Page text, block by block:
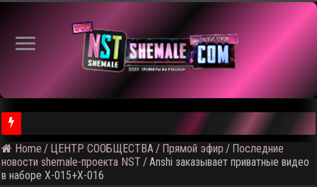
⚠️ Результаты голосования и тема следующего откртытого
Home / ЦЕНТР СООБЩЕСТВА / Прямой эфир / Последние
новости shemale-проекта NST /Anshi заказывает приватные видео
в наборе X-015+X-016